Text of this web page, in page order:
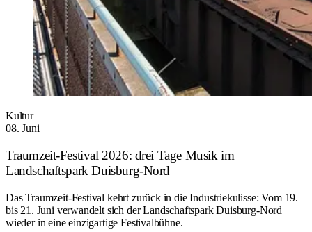
Kultur
08. Juni
Traumzeit-Festival 2026: drei Tage Musik im
Landschaftspark Duisburg-Nord
Das Traumzeit-Festival kehrt zurück in die Industriekulisse: Vom 19.
bis 21. Juni verwandelt sich der Landschaftspark Duisburg-Nord
wieder in eine einzigartige Festivalbühne.